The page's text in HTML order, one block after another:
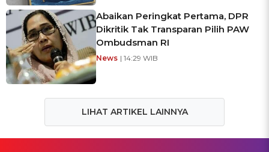
Abaikan Peringkat Pertama, DPR
Dikritik Tak Transparan Pilih PAW
Ombudsman RI
News | 14:29 WIB
LIHAT ARTIKEL LAINNYA